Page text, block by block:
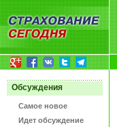
Обсуждения
Самое новое
Идет обсуждение